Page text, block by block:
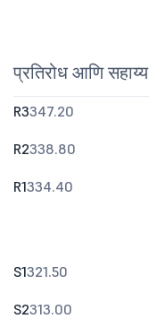
प्रतिरोध आणि सहाय्य
R3347.20
R2338.80
R1334.40
S1321.50
S2313.00